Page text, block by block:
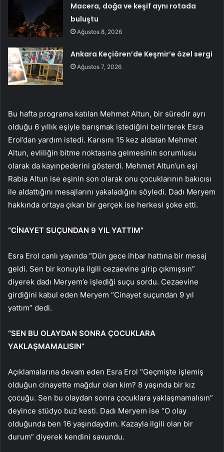
Macera, doğa ve keşif aynı rotada
buluştu
Ağustos 8, 2026
Ankara Keçiören’de Keşmir’e özel sergi
Ağustos 7, 2026
Bu hafta programa katılan Mehmet Altun, bir süredir ayrı
olduğu 6 yıllık eşiyle barışmak istediğini belirterek Esra
Erol’dan yardım istedi. Karısını 15 kez aldatan Mehmet
Altun, evliliğin bitme noktasına gelmesinin sorumlusu
olarak da kayınpederini gösterdi. Mehmet Altun’un eşi
Rabia Altun ise eşinin son olarak onu çocuklarının bakıcısı
ile aldattığını mesajlarını yakaladığını söyledi. Dadı Meryem
hakkında ortaya çıkan bir gerçek ise herkesi şoke etti.
“CİNAYET SUÇUNDAN 9 YIL YATTIM”
Esra Erol canlı yayında “Dün gece ihbar hattına bir mesaj
geldi. Sen bir konuyla ilgili cezaevine girip çıkmışsın”
diyerek dadı Meryem’e işlediği suçu sordu. Cezaevine
girdiğini kabul eden Meryem “Cinayet suçundan 9 yıl
yattım” dedi.
“SEN BU OLAYDAN SONRA ÇOCUKLARA
YAKLAŞMAMALISIN”
Açıklamalarına devam eden Esra Erol “Geçmişte işlemiş
olduğun cinayette mağdur olan kim? 8 yaşında bir kız
çocuğu. Sen bu olaydan sonra çocuklara yaklaşmamalısın”
deyince stüdyo buz kesti. Dadı Meryem ise “O olay
olduğunda ben 16 yaşındaydım. Kazayla ilgili olan bir
durum” diyerek kendini savundu.